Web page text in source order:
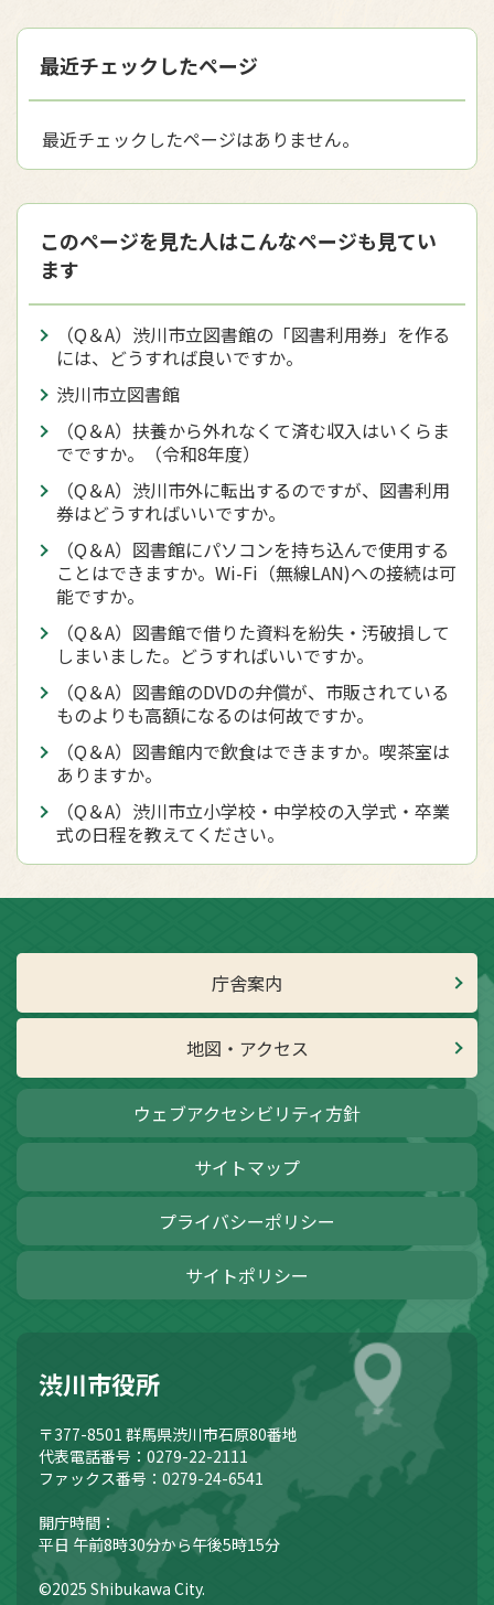
最近チェックしたページ
最近チェックしたページはありません。
このページを見た人はこんなページも見てい
ます
（Q＆A）渋川市立図書館の「図書利用券」を作る
には、どうすれば良いですか。
渋川市立図書館
（Q＆A）扶養から外れなくて済む収入はいくらま
でですか。（令和8年度）
（Q＆A）渋川市外に転出するのですが、図書利用
券はどうすればいいですか。
（Q＆A）図書館にパソコンを持ち込んで使用する
ことはできますか。Wi-Fi（無線LAN)への接続は可
能ですか。
（Q＆A）図書館で借りた資料を紛失・汚破損して
しまいました。どうすればいいですか。
（Q＆A）図書館のDVDの弁償が、市販されている
ものよりも高額になるのは何故ですか。
（Q＆A）図書館内で飲食はできますか。喫茶室は
ありますか。
（Q＆A）渋川市立小学校・中学校の入学式・卒業
式の日程を教えてください。
庁舎案内
地図・アクセス
ウェブアクセシビリティ方針
サイトマップ
プライバシーポリシー
サイトポリシー
渋川市役所
〒377-8501 群馬県渋川市石原80番地
代表電話番号：0279-22-2111
ファックス番号：0279-24-6541
開庁時間：
平日 午前8時30分から午後5時15分
©2025 Shibukawa City.